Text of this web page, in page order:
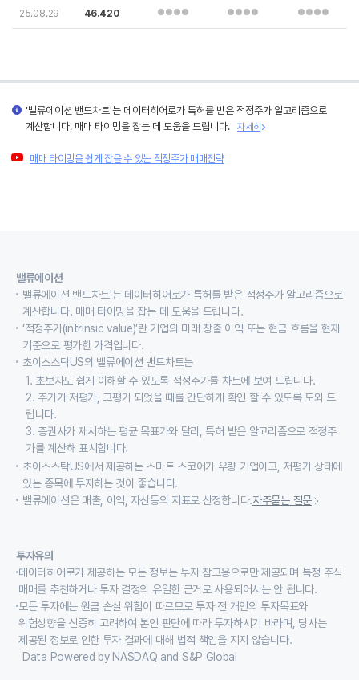
25.08.29 46.420
'밸류에이션 밴드차트'는 데이터히어로가 특허를 받은 적정주가 알고리즘으로
계산합니다. 매매 타이밍을 잡는 데 도움을 드립니다.
자세히
매매 타이밍을 쉽게 잡을 수 있는 적정주가 매매전략
밸류에이션
밸류에이션 밴드차트'는 데이터히어로가 특허를 받은 적정주가 알고리즘으로
계산합니다. 매매 타이밍을 잡는 데 도움을 드립니다.
‘적정주가(intrinsic value)’란 기업의 미래 창출 이익 또는 현금 흐름을 현재
기준으로 평가한 가격입니다.
초이스스탁US의 밸류에이션 밴드차트는
1. 초보자도 쉽게 이해할 수 있도록 적정주가를 차트에 보여 드립니다.
2. 주가가 저평가, 고평가 되었을 때를 간단하게 확인 할 수 있도록 도와 드
립니다.
3. 증권사가 제시하는 평균 목표가와 달리, 특허 받은 알고리즘으로 적정주
가를 계산해 표시합니다.
초이스스탁US에서 제공하는 스마트 스코어가 우량 기업이고, 저평가 상태에
있는 종목에 투자하는 것이 좋습니다.
밸류에이션은 매출, 이익, 자산등의 지표로 산정합니다.자주묻는 질문
투자유의
데이터히어로가 제공하는 모든 정보는 투자 참고용으로만 제공되며 특정 주식
매매를 추천하거나 투자 결정의 유일한 근거로 사용되어서는 안 됩니다.
모든 투자에는 원금 손실 위험이 따르므로 투자 전 개인의 투자목표와
위험성향을 신중히 고려하여 본인 판단에 따라 투자하시기 바라며, 당사는
제공된 정보로 인한 투자 결과에 대해 법적 책임을 지지 않습니다.
Data Powered by NASDAQ and S&P Global